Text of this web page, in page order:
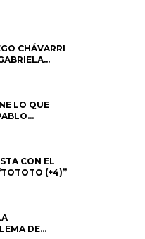
CHÁVARRI
SU SALIDA
LO QUE
“UNA
EL
CON EL
(+4)”
DE